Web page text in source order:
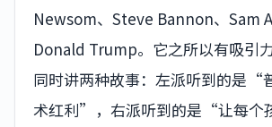
Newsom、Steve Bannon、Sam
Donald Trump。它之所以有吸引
同时讲两种故事：左派听到的是“
术红利”，右派听到的是“让每个